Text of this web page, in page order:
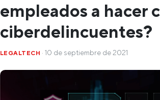
empleados a hacer
ciberdelincuentes?
LEGALTECH · 10 de septiembre de 2021